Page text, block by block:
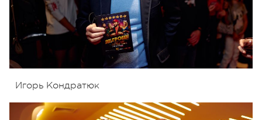
Игорь Кондратюк